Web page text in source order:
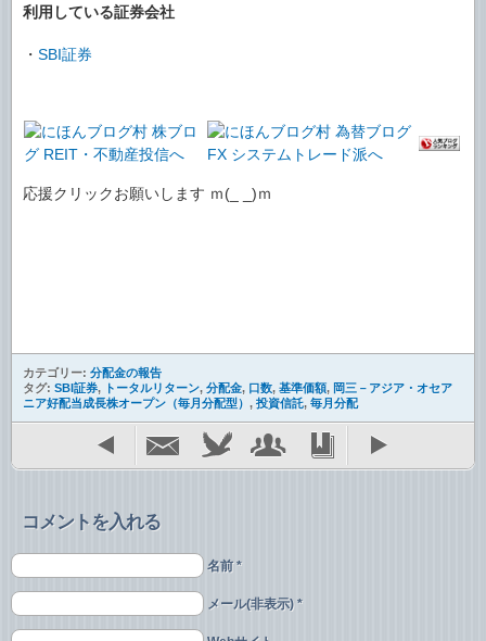
利用している証券会社
・ SBI証券
応援クリックお願いします ｍ(_ _)ｍ
カテゴリー: 分配金の報告
タグ: SBI証券, トータルリターン, 分配金, 口数, 基準価額, 岡三－アジア・オセア
ニア好配当成長株オープン（毎月分配型） , 投資信託, 毎月分配
コメントを入れる
名前 *
メール(非表示) *